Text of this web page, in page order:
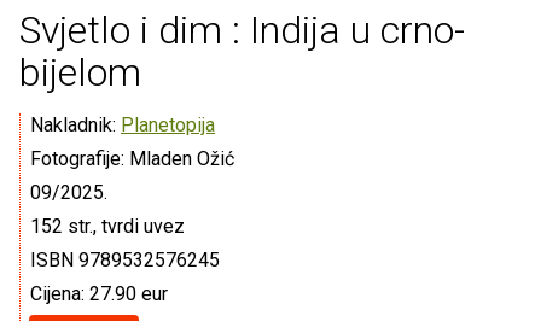
Svjetlo i dim : Indija u crno-
bijelom
Nakladnik: Planetopija
Fotografije: Mladen Ožić
09/2025.
152 str., tvrdi uvez
ISBN 9789532576245
Cijena: 27.90 eur